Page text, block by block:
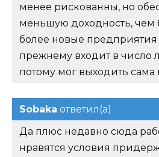
менее рискованны, но
меньшую доходность, чем
более новые
прежнему входит в
потому мог выходить
Sobaka ответил(а)
Да плюс недавно сюда
нравятся условия